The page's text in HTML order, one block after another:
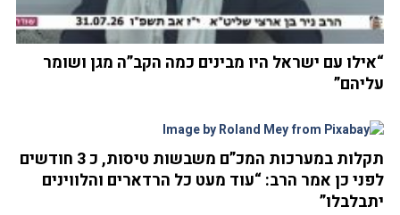
“אילו עם ישראל היו מבינים כמה הקב”ה מגן ושומר
עליהם”
תקלות במערכות המכ”ם משבשות טיסות, כ 3 חודשים
לפני כן אמר הרב: “עוד מעט כל הרדארים והלווינים
יתבלבלו”